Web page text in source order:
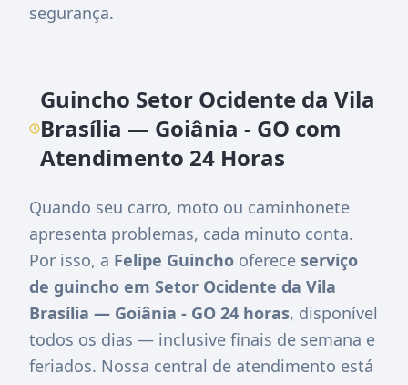
segurança.
Guincho Setor Ocidente da Vila
Brasília — Goiânia - GO com
Atendimento 24 Horas
Quando seu carro, moto ou caminhonete
apresenta problemas, cada minuto conta.
Por isso, a Felipe Guincho oferece serviço
de guincho em Setor Ocidente da Vila
Brasília — Goiânia - GO 24 horas, disponível
todos os dias — inclusive finais de semana e
feriados. Nossa central de atendimento está